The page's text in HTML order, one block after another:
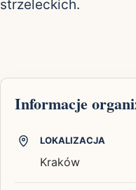
strzeleckich.
Informacje
LOKALIZACJA
Kraków